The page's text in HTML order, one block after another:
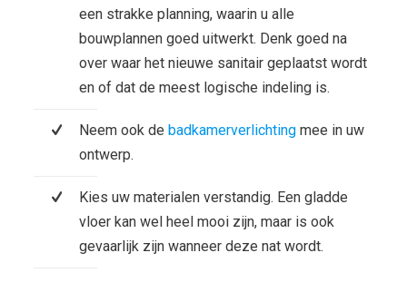
een strakke planning, waarin u alle
bouwplannen goed uitwerkt. Denk goed na
over waar het nieuwe sanitair geplaatst wordt
en of dat de meest logische indeling is.
Neem ook de badkamerverlichtingmee in uw
ontwerp.
Kies uw materialen verstandig. Een gladde
vloer kan wel heel mooi zijn, maar is ook
gevaarlijk zijn wanneer deze nat wordt.